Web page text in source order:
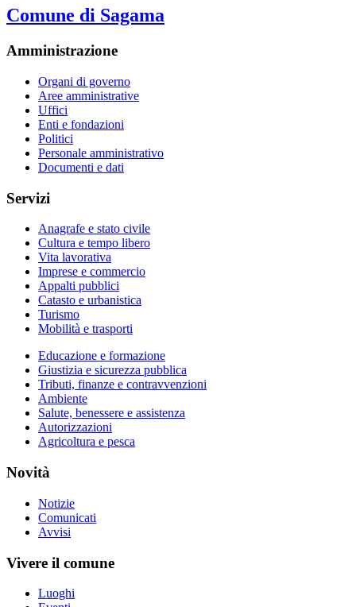
Comune di Sagama
Amministrazione
Organi di governo
Aree amministrative
Uffici
Enti e fondazioni
Politici
Personale amministrativo
Documenti e dati
Servizi
Anagrafe e stato civile
Cultura e tempo libero
Vita lavorativa
Imprese e commercio
Appalti pubblici
Catasto e urbanistica
Turismo
Mobilità e trasporti
Educazione e formazione
Giustizia e sicurezza pubblica
Tributi, finanze e contravvenzioni
Ambiente
Salute, benessere e assistenza
Autorizzazioni
Agricoltura e pesca
Novità
Notizie
Comunicati
Avvisi
Vivere il comune
Luoghi